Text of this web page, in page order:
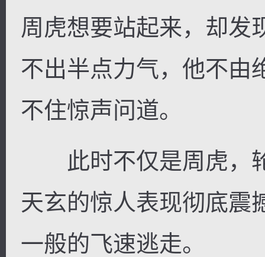
周虎想要站起来，却发
不出半点力气，他不由
不住惊声问道。
此时不仅是周虎，
天玄的惊人表现彻底震
一般的飞速逃走。